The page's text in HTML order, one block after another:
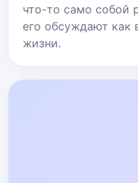
что-то само собой
его обсуждают как
жизни.